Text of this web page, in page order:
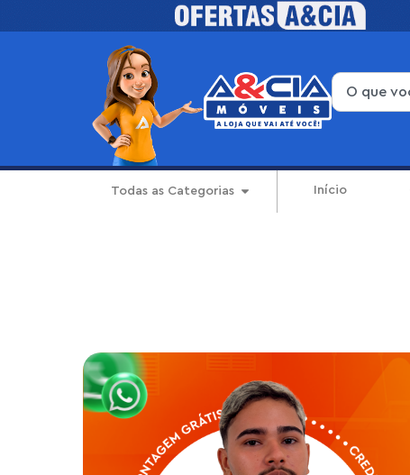
Todas as Categorias Início